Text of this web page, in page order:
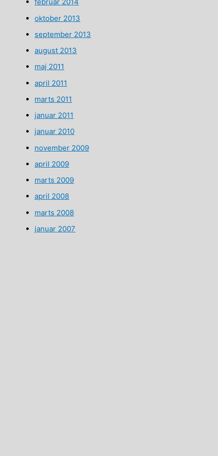
februar 2014
oktober 2013
september 2013
august 2013
maj 2011
april 2011
marts 2011
januar 2011
januar 2010
november 2009
april 2009
marts 2009
april 2008
marts 2008
januar 2007